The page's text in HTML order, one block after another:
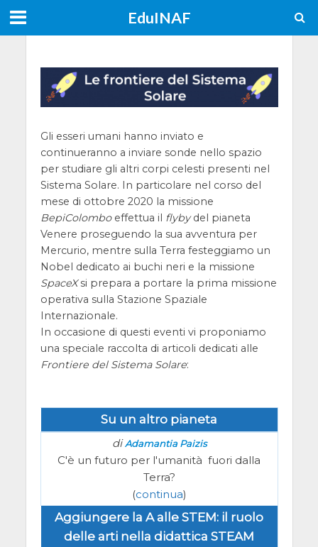
EduINAF
Gli esseri umani hanno inviato e
continueranno a inviare sonde nello spazio
per studiare gli altri corpi celesti presenti nel
Sistema Solare. In particolare nel corso del
mese di ottobre 2020 la missione
BepiColomboeffettua il flybydel pianeta
Venere proseguendo la sua avventura per
Mercurio, mentre sulla Terra festeggiamo un
Nobel dedicato ai buchi neri e la missione
SpaceXsi prepara a portare la prima missione
operativa sulla Stazione Spaziale
Internazionale.
In occasione di questi eventi vi proponiamo
una speciale raccolta di articoli dedicati alle
Frontiere del Sistema Solare:
Su un altro pianeta
diAdamantia Paizis
C'è un futuro per l'umanità fuori dalla
Terra?
(continua)
Aggiungere la A alle STEM: il ruolo
delle arti nella didattica STEAM